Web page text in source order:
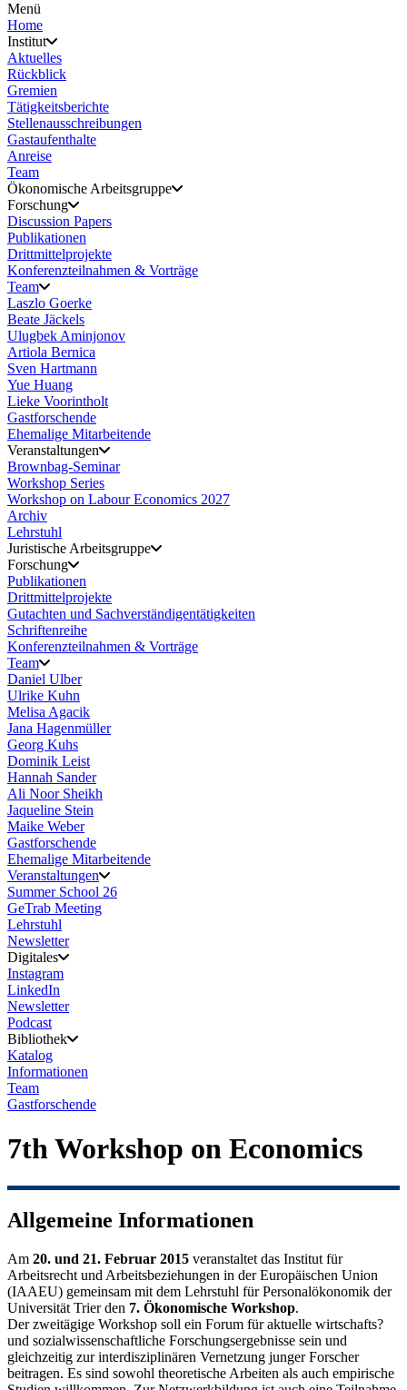
Menü
Home
Institut
Aktuelles
Rückblick
Gremien
Tätigkeitsberichte
Stellenausschreibungen
Gastaufenthalte
Anreise
Team
Ökonomische Arbeitsgruppe
Forschung
Discussion Papers
Publikationen
Drittmittelprojekte
Konferenzteilnahmen & Vorträge
Team
Laszlo Goerke
Beate Jäckels
Ulugbek Aminjonov
Artiola Bernica
Sven Hartmann
Yue Huang
Lieke Voorintholt
Gastforschende
Ehemalige Mitarbeitende
Veranstaltungen
Brownbag-Seminar
Workshop Series
Workshop on Labour Economics 2027
Archiv
Lehrstuhl
Juristische Arbeitsgruppe
Forschung
Publikationen
Drittmittelprojekte
Gutachten und Sachverständigentätigkeiten
Schriftenreihe
Konferenzteilnahmen & Vorträge
Team
Daniel Ulber
Ulrike Kuhn
Melisa Agacik
Jana Hagenmüller
Georg Kuhs
Dominik Leist
Hannah Sander
Ali Noor Sheikh
Jaqueline Stein
Maike Weber
Gastforschende
Ehemalige Mitarbeitende
Veranstaltungen
Summer School 26
GeTrab Meeting
Lehrstuhl
Newsletter
Digitales
Instagram
LinkedIn
Newsletter
Podcast
Bibliothek
Katalog
Informationen
Team
Gastforschende
7th Workshop on Economics
Allgemeine Informationen
Am 20. und 21. Februar 2015 veranstaltet das Institut für
Arbeitsrecht und Arbeitsbeziehungen in der Europäischen Union
(IAAEU) gemeinsam mit dem Lehrstuhl für Personalökonomik der
Universität Trier den 7. Ökonomische Workshop.
Der zweitägige Workshop soll ein Forum für aktuelle wirtschafts?
und sozialwissenschaftliche Forschungsergebnisse sein und
gleichzeitig zur interdisziplinären Vernetzung junger Forscher
beitragen. Es sind sowohl theoretische Arbeiten als auch empirische